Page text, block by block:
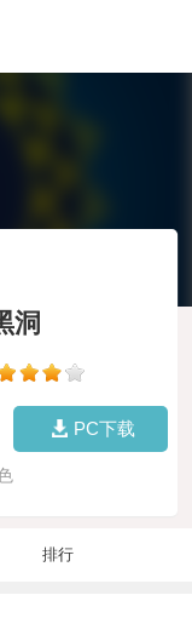
洞
PC下载
排行